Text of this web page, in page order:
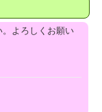
よろしくお願い